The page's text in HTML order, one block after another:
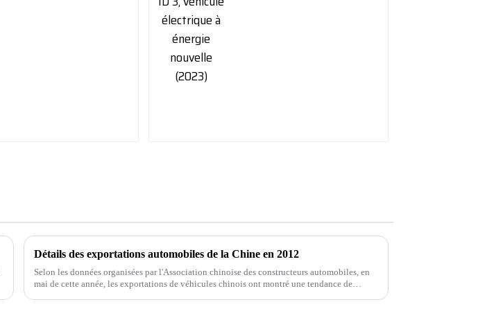
Détails des exportations automobiles de la Chine en 2012
Selon les données organisées par l'Association chinoise des constructeurs automobiles, en
mai de cette année, les exportations de véhicules chinois ont montré une tendance de